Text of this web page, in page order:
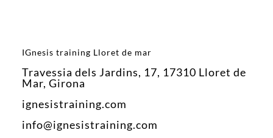
IGnesis training Lloret de mar
Travessia dels Jardins, 17, 17310 Lloret de
Mar, Girona
ignesistraining.com
info@ignesistraining.com